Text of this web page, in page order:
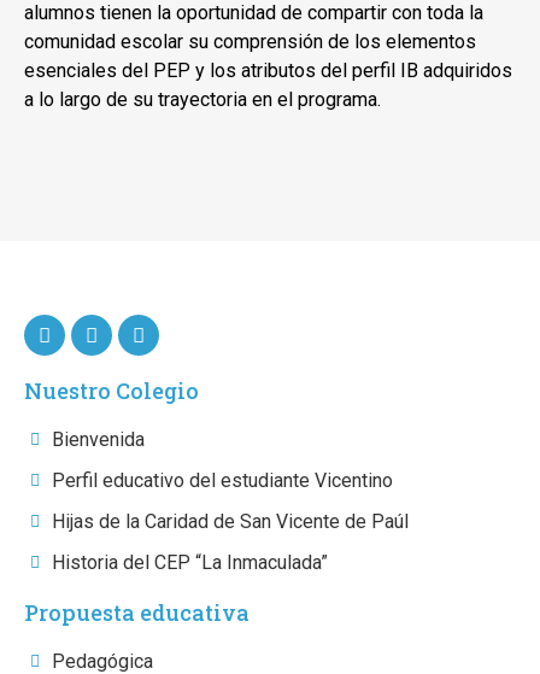
alumnos tienen la oportunidad de compartir con toda la
comunidad escolar su comprensión de los elementos
esenciales del PEP y los atributos del perfil IB adquiridos
a lo largo de su trayectoria en el programa.
Nuestro Colegio
Bienvenida
Perfil educativo del estudiante Vicentino
Hijas de la Caridad de San Vicente de Paúl
Historia del CEP “La Inmaculada”
Propuesta educativa
Pedagógica